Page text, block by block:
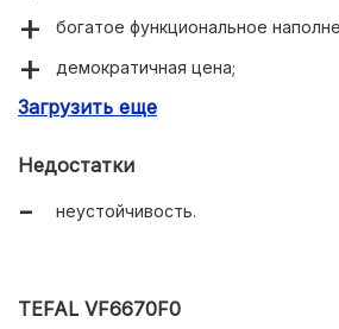
богатое функциональное
демократичная цена;
поворотная конструкция.
Загрузить еще
Недостатки
неустойчивость.
TEFAL VF6670F0